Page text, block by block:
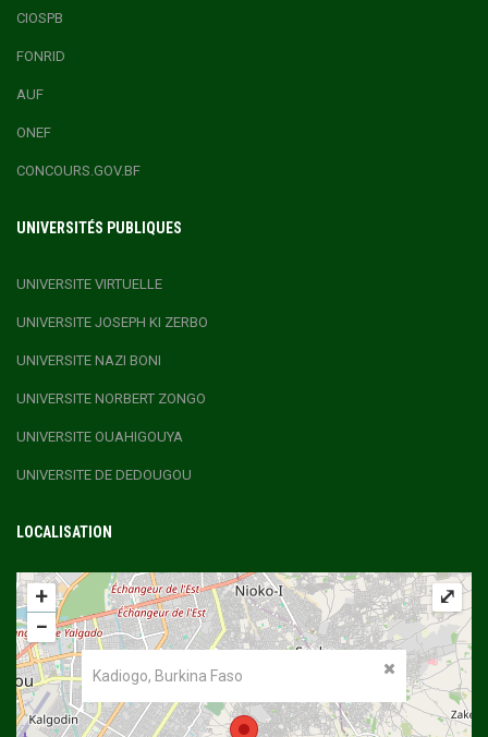
CIOSPB
FONRID
AUF
ONEF
CONCOURS.GOV.BF
UNIVERSITÉS PUBLIQUES
UNIVERSITE VIRTUELLE
UNIVERSITE JOSEPH KI ZERBO
UNIVERSITE NAZI BONI
UNIVERSITE NORBERT ZONGO
UNIVERSITE OUAHIGOUYA
UNIVERSITE DE DEDOUGOU
LOCALISATION
Kadiogo, Burkina Faso
+
−
⤢